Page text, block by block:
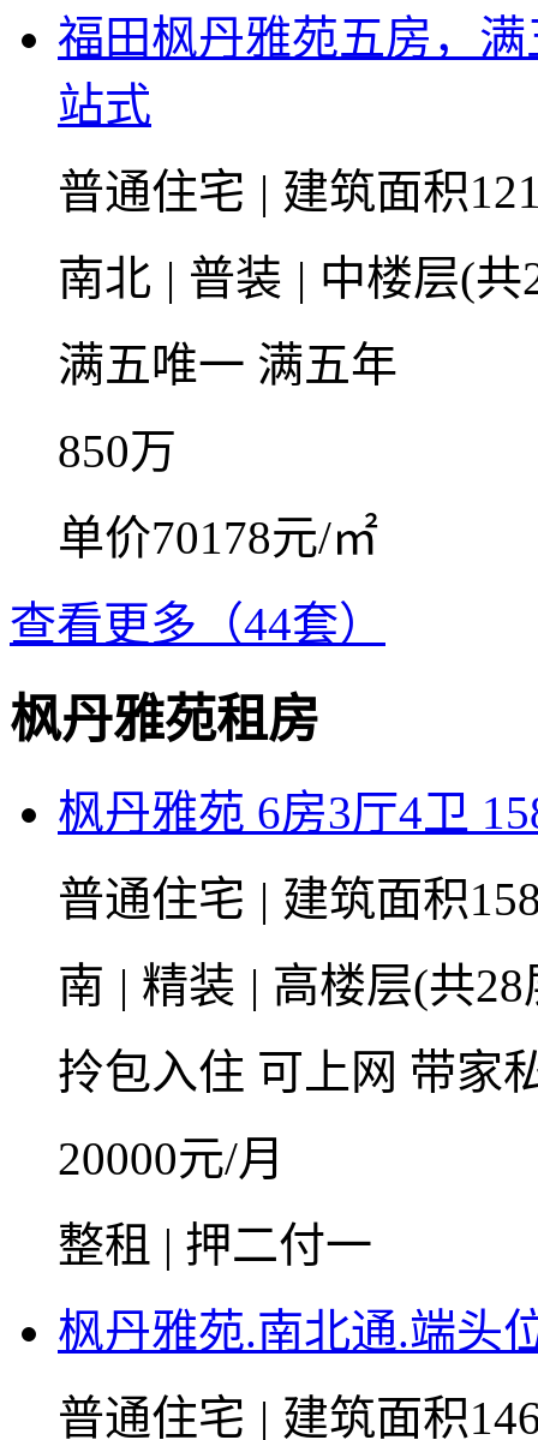
福田枫丹雅苑五房，
站式
普通住宅 | 建筑面积
南北 | 普装 | 中楼层(
满五唯一 满五年
850万
单价70178元/㎡
查看更多（44套）
枫丹雅苑租房
枫丹雅苑 6房3厅4卫
普通住宅 | 建筑面积
南 | 精装 | 高楼层(共
拎包入住 可上网 带家
20000元/月
整租 | 押二付一
枫丹雅苑.南北通.端头
普通住宅 | 建筑面积